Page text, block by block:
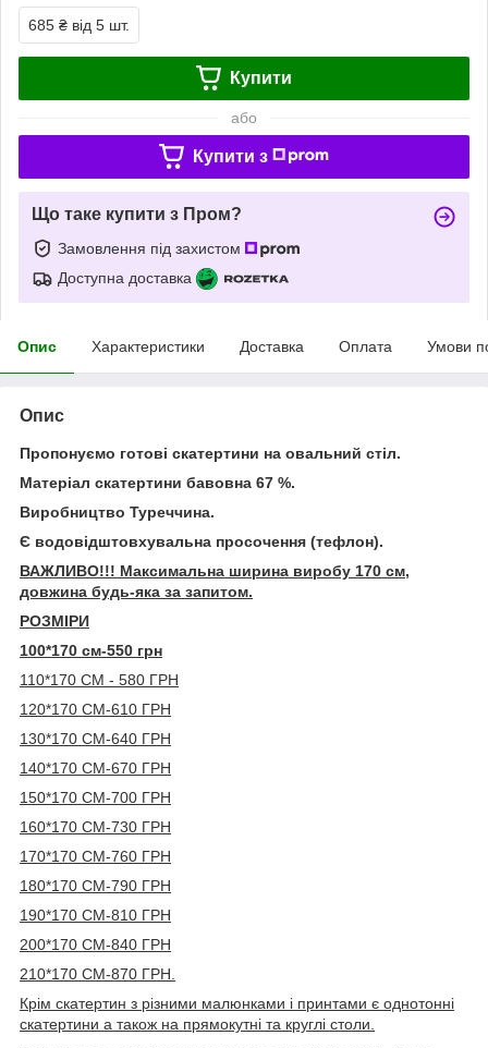
685 ₴ від 5 шт.
Купити
або
Купити з
Що таке купити з Пром?
Замовлення під захистом
Доступна доставка
Опис Характеристики Доставка Оплата Умови
Опис
Пропонуємо готові скатертини на овальний стіл.
Матеріал скатертини бавовна 67 %.
Виробництво Туреччина.
Є водовідштовхувальна просочення (тефлон).
ВАЖЛИВО!!! Максимальна ширина виробу 170 см,
довжина будь-яка за запитом.
РОЗМІРИ
100*170 см-550 грн
110*170 СМ - 580 ГРН
120*170 СМ-610 ГРН
130*170 СМ-640 ГРН
140*170 СМ-670 ГРН
150*170 СМ-700 ГРН
160*170 СМ-730 ГРН
170*170 СМ-760 ГРН
180*170 СМ-790 ГРН
190*170 СМ-810 ГРН
200*170 СМ-840 ГРН
210*170 СМ-870 ГРН.
Крім скатертин з різними малюнками і принтами є однотонні
скатертини а також на прямокутні та круглі столи.